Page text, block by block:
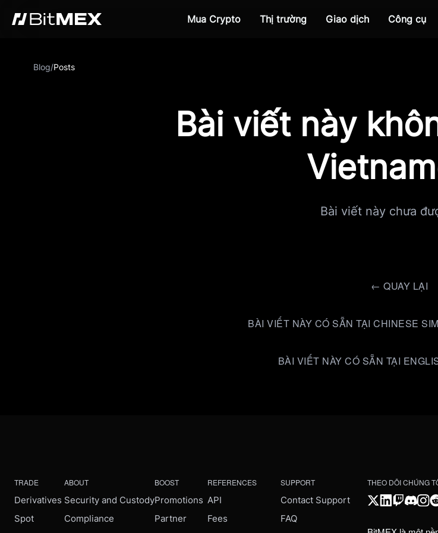
Mua Crypto Thị trường Giao dịch Công cụ
Blog/Posts
Bài viết này
Bài viết này chưa
← QUAY LẠI
BÀI VIẾT NÀY CÓ SẴN TẠI CHINESE
BÀI VIẾT NÀY CÓ SẴN TẠI
TRADE
Derivatives
Spot
ABOUT
Security and Custody
Compliance
BOOST
Promotions
Partner
REFERENCES
API
Fees
SUPPORT
Contact Support
FAQ
THEO DÕI CHÚNG